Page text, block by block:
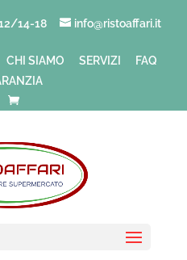
14-18 info@ristoaffari.it
CHI SIAMO SERVIZI
FAQ